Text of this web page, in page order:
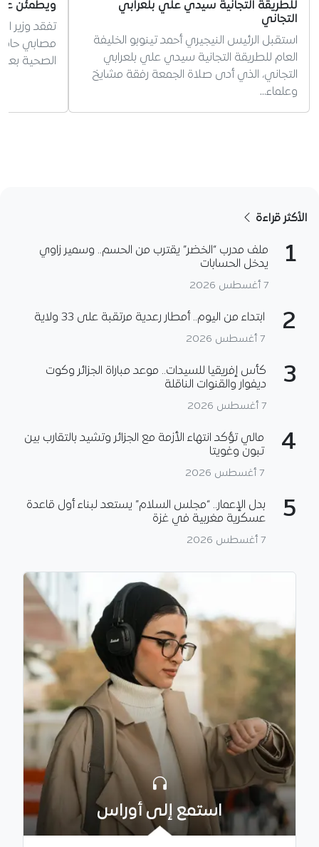
للطريقة التجانية سيدي علي بلعرابي
التجاني
استقبل الرئيس النيجيري أحمد تينوبو الخليفة
العام للطريقة التجانية سيدي علي بلعرابي
التجاني، الذي أدى صلاة الجمعة رفقة مشايخ
وعلماء…
ويطمئن
تفقد وزير
مصابي
الصحية بعد وفاة 6
الأكثر قراءة
1
ملف مدرب “الخضر” يقترب من الحسم.. وسمير زاوي
يدخل الحسابات
7 أغسطس 2026
2 ابتداء من اليوم.. أمطار رعدية مرتقبة على 33 ولاية
7 أغسطس 2026
3
كأس إفريقيا للسيدات.. موعد مباراة الجزائر وكوت
ديفوار والقنوات الناقلة
7 أغسطس 2026
4
مالي تؤكد انتهاء الأزمة مع الجزائر وتشيد بالتقارب بين
تبون وغويتا
7 أغسطس 2026
5
بدل الإعمار.. “مجلس السلام” يستعد لبناء أول قاعدة
عسكرية مغربية في غزة
7 أغسطس 2026
استمع إلى أوراس